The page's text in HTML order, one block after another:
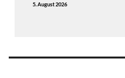
5. August 2026